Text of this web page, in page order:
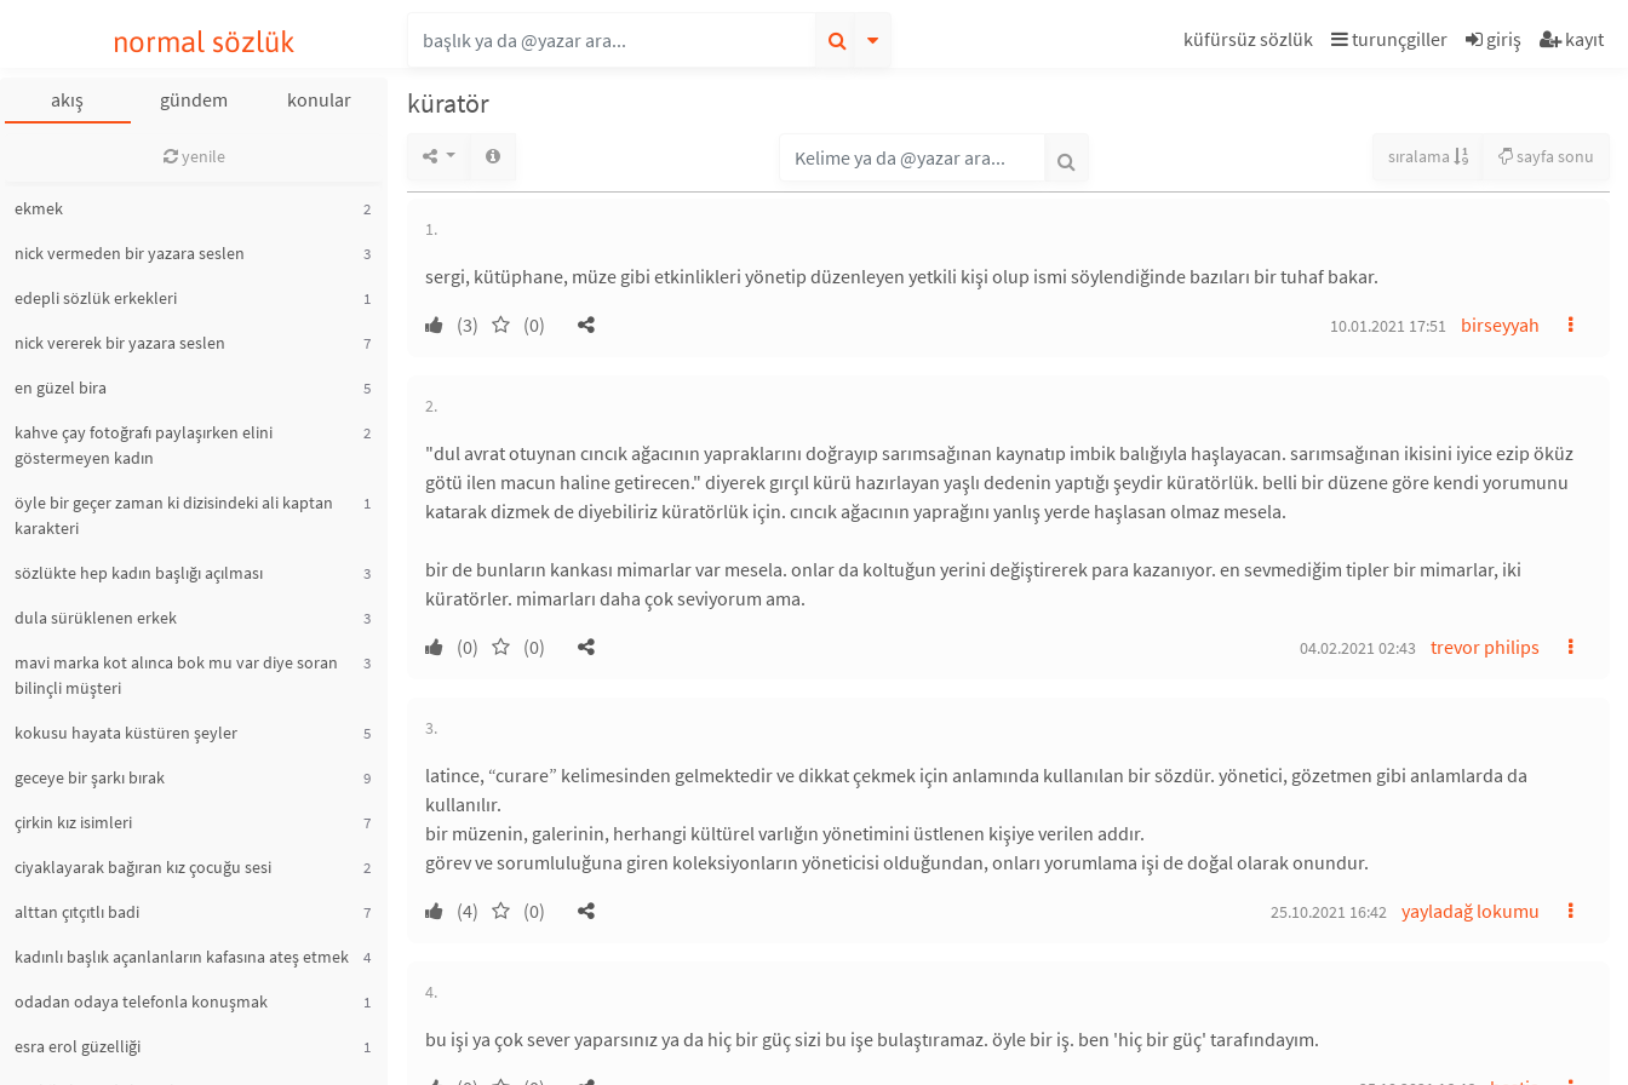
normal sözlük küfürsüz sözlük turunçgiller giriş kayıt
akış gündem konular
yenile
ekmek 2
nick vermeden bir yazara seslen 3
edepli sözlük erkekleri 1
nick vererek bir yazara seslen 7
en güzel bira 5
kahve çay fotoğrafı paylaşırken elini
göstermeyen kadın
2
öyle bir geçer zaman ki dizisindeki ali kaptan
karakteri
1
sözlükte hep kadın başlığı açılması 3
dula sürüklenen erkek 3
mavi marka kot alınca bok mu var diye soran
bilinçli müşteri
3
kokusu hayata küstüren şeyler 5
geceye bir şarkı bırak 9
çirkin kız isimleri 7
ciyaklayarak bağıran kız çocuğu sesi 2
alttan çıtçıtlı badi 7
kadınlı başlık açanlanların kafasına ateş etmek 4
odadan odaya telefonla konuşmak 1
esra erol güzelliği 1
küratör
sıralama sayfa sonu
1.
sergi, kütüphane, müze gibi etkinlikleri yönetip düzenleyen yetkili kişi olup ismi söylendiğinde bazıları bir tuhaf bakar.
(3)
(0) birseyyah
10.01.2021 17:51
2.
"dul avrat otuynan cıncık ağacının yapraklarını doğrayıp sarımsağınan kaynatıp imbik balığıyla haşlayacan. sarımsağınan ikisini iyice ezip öküz
götü ilen macun haline getirecen." diyerek gırçıl kürü hazırlayan yaşlı dedenin yaptığı şeydir küratörlük. belli bir düzene göre kendi yorumunu
katarak dizmek de diyebiliriz küratörlük için. cıncık ağacının yaprağını yanlış yerde haşlasan olmaz mesela.
bir de bunların kankası mimarlar var mesela. onlar da koltuğun yerini değiştirerek para kazanıyor. en sevmediğim tipler bir mimarlar, iki
küratörler. mimarları daha çok seviyorum ama.
(0)
(0) trevor philips
04.02.2021 02:43
3.
latince, “curare” kelimesinden gelmektedir ve dikkat çekmek için anlamında kullanılan bir sözdür. yönetici, gözetmen gibi anlamlarda da
kullanılır.
bir müzenin, galerinin, herhangi kültürel varlığın yönetimini üstlenen kişiye verilen addır.
görev ve sorumluluğuna giren koleksiyonların yöneticisi olduğundan, onları yorumlama işi de doğal olarak onundur.
(4)
(0) yayladağ lokumu
25.10.2021 16:42
4.
bu işi ya çok sever yaparsınız ya da hiç bir güç sizi bu işe bulaştıramaz. öyle bir iş. ben 'hiç bir güç' tarafındayım.